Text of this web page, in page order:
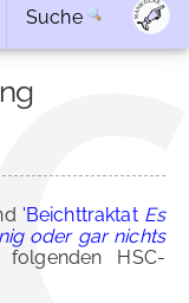
Suche
'Beichttraktat Es
oder gar nichts
HSC-